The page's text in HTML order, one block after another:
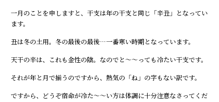
一月のことを申しますと、干支は年の干支と同じ「辛丑」となってい
ます。
丑は冬の土用。冬の最後の最後…一番寒い時期となっています。
天干の辛は、これも金性の陰。なのでと～～っても冷たい干支です。
それが年と月で揃うのですから、熱気の「ね」の字もない訳です。
ですから、どうぞ宿命が冷た～～い方は体調に十分注意なさってくだ